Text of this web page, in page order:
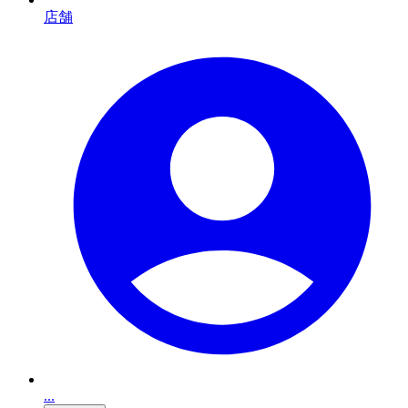
店舗
...